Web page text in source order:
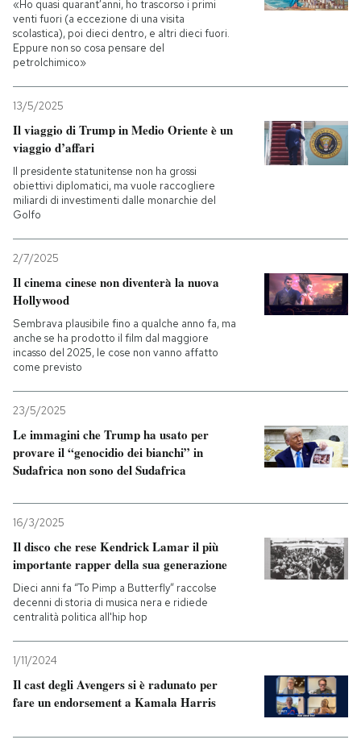
«Ho quasi quarant’anni, ho trascorso i primi
venti fuori (a eccezione di una visita
scolastica), poi dieci dentro, e altri dieci fuori.
Eppure non so cosa pensare del
petrolchimico»
13/5/2025
Il viaggio di Trump in Medio Oriente è un
viaggio d’affari
Il presidente statunitense non ha grossi
obiettivi diplomatici, ma vuole raccogliere
miliardi di investimenti dalle monarchie del
Golfo
2/7/2025
Il cinema cinese non diventerà la nuova
Hollywood
Sembrava plausibile fino a qualche anno fa, ma
anche se ha prodotto il film dal maggiore
incasso del 2025, le cose non vanno affatto
come previsto
23/5/2025
Le immagini che Trump ha usato per
provare il “genocidio dei bianchi” in
Sudafrica non sono del Sudafrica
16/3/2025
Il disco che rese Kendrick Lamar il più
importante rapper della sua generazione
Dieci anni fa “To Pimp a Butterfly” raccolse
decenni di storia di musica nera e ridiede
centralità politica all'hip hop
1/11/2024
Il cast degli Avengers si è radunato per
fare un endorsement a Kamala Harris